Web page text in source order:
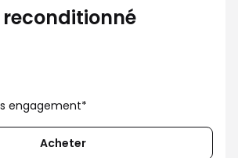
reconditionné
engagement*
Acheter